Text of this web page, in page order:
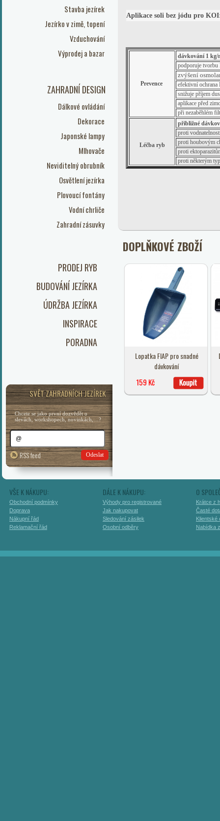
Stavba jezírek
Jezírko v zimě, topení
Vzduchování
Výprodej a bazar
ZAHRADNÍ DESIGN
Dálkové ovládání
Dekorace
Japonské lampy
Mlhovače
Neviditelný obrubník
Osvětlení jezírka
Plovoucí fontány
Vodní chrliče
Zahradní zásuvky
PRODEJ RYB
BUDOVÁNÍ JEZÍRKA
ÚDRŽBA JEZÍRKA
INSPIRACE
PORADNA
SVĚT ZAHRADNÍCH JEZÍREK
Chcete se jako první dozvědět o
slevách, workshopech, novinkách,…?
RSS feed Odeslat
Aplikace soli bez jódu pro
Prevence
dávkování 1 kg/
podporuje tvorbu
zvýšení
efektivní
snižuje příjem
aplikace před
při nezaběhlém
Léčba ryb
přibližné
proti
proti houbovým
proti
proti některým
DOPLŇKOVÉ ZBOŽÍ
Lopatka FIAP pro snadné
dávkování
159 Kč
VŠE K NÁKUPU:
Obchodní podmínky
Doprava
Nákupní řád
Reklamační řád
DÁLE K NÁKUPU:
Výhody pro registrované
Jak nakupovat
Sledování zásilek
Osobní odběry
O
Krátce z
Časté
Klientské
Nabídka